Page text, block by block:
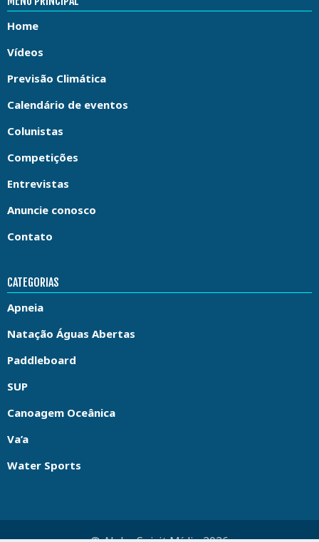
Home
Vídeos
Previsão Climática
Calendário de eventos
Colunistas
Competições
Entrevistas
Anuncie conosco
Contato
CATEGORIAS
Apneia
Natação Águas Abertas
Paddleboard
SUP
Canoagem Oceânica
Va’a
Water Sports